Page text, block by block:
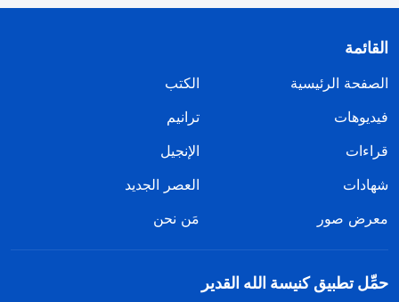
القائمة
الصفحة الرئيسية
الكتب
فيديوهات
ترانيم
قراءات
الإنجيل
شهادات
العصر الجديد
معرض صور
مَن نحن
حمِّل تطبيق كنيسة الله القدير